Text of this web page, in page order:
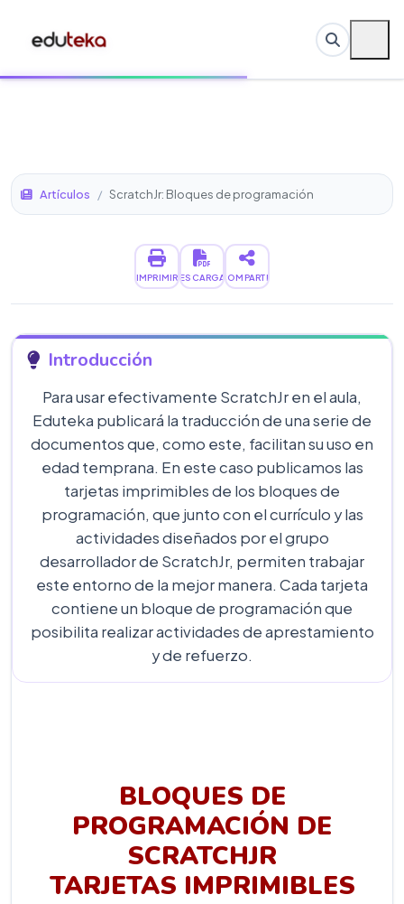
Artículos / ScratchJr: Bloques de programación
IMPRIMIRDESCARGARCOMPARTIR
Introducción
Para usar efectivamente ScratchJr en el aula,
Eduteka publicará la traducción de una serie de
documentos que, como este, facilitan su uso en
edad temprana. En este caso publicamos las
tarjetas imprimibles de los bloques de
programación, que junto con el currículo y las
actividades diseñados por el grupo
desarrollador de ScratchJr, permiten trabajar
este entorno de la mejor manera. Cada tarjeta
contiene un bloque de programación que
posibilita realizar actividades de aprestamiento
y de refuerzo.
BLOQUES DE
PROGRAMACIÓN DE
SCRATCHJR
TARJETAS IMPRIMIBLES